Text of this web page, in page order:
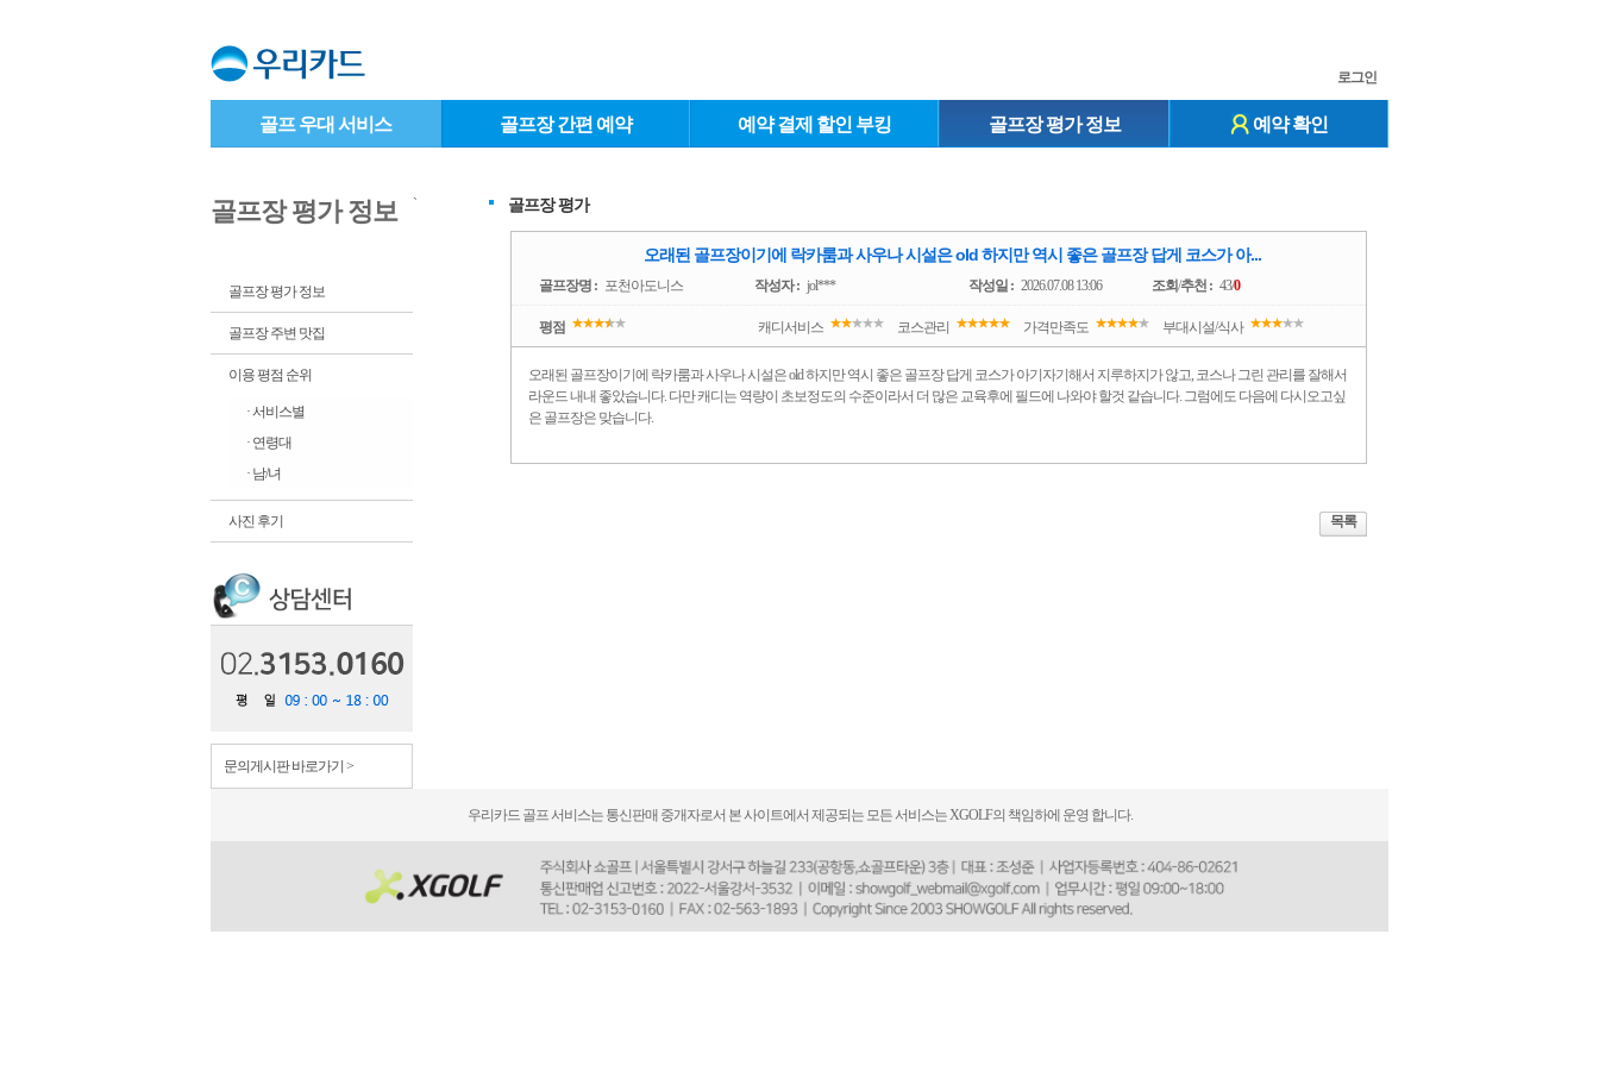
골프 우대 서비스 골프장 간편 예약 예약 결제 할인 부킹 골프장 평가 정보 예약 확인
로그인
골프장 평가 정보
골프장 평가 정보
골프장 주변 맛집
이용 평점 순위
· 서비스별
· 연령대
· 남/녀
사진 후기
문의게시판 바로가기 >
` 골프장 평가
오래된 골프장이기에 락카룸과 사우나 시설은 old 하지만 역시 좋은 골프장 답게 코스가 아...
골프장명 : 포천아도니스 작성자 : jol*** 작성일 : 2026.07.08 13:06 조회/추천 : 43/0
평점 캐디서비스 코스관리 가격만족도 부대시설/식사
오래된 골프장이기에 락카룸과 사우나 시설은 old 하지만 역시 좋은 골프장 답게 코스가 아기자기해서 지루하지가 않고, 코스나 그린 관리를 잘해서
라운드 내내 좋았습니다. 다만 캐디는 역량이 초보정도의 수준이라서 더 많은 교육후에 필드에 나와야 할것 같습니다. 그럼에도 다음에 다시오고싶
은 골프장은 맞습니다.
목록
우리카드 골프 서비스는 통신판매 중개자로서 본 사이트에서 제공되는 모든 서비스는 XGOLF의 책임하에 운영 합니다.